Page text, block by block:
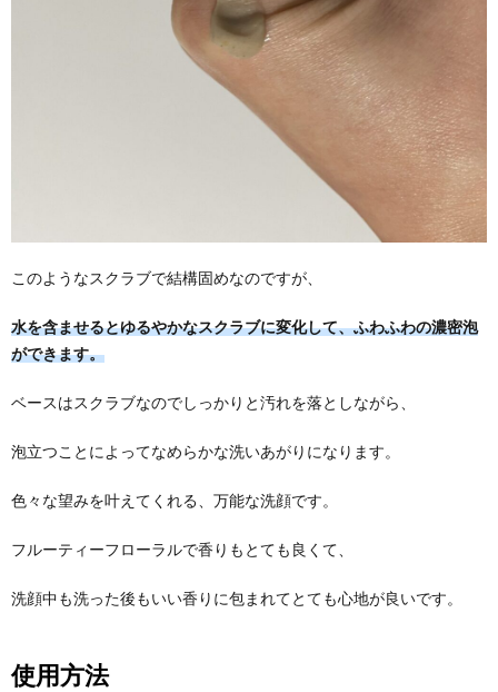
このようなスクラブで結構固めなのですが、
水を含ませるとゆるやかなスクラブに変化して、ふわふわの濃密泡
ができます。
ベースはスクラブなのでしっかりと汚れを落としながら、
泡立つことによってなめらかな洗いあがりになります。
色々な望みを叶えてくれる、万能な洗顔です。
フルーティーフローラルで香りもとても良くて、
洗顔中も洗った後もいい香りに包まれてとても心地が良いです。
使用方法